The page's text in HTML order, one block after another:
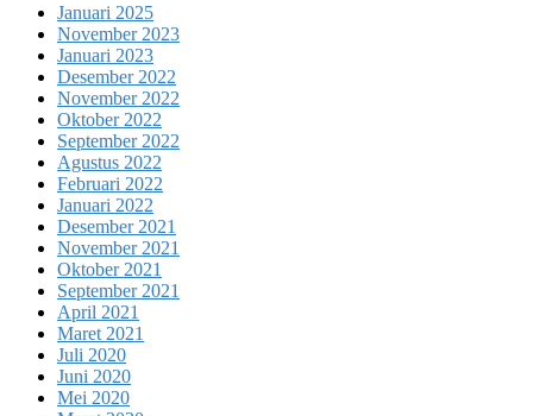
Januari 2025
November 2023
Januari 2023
Desember 2022
November 2022
Oktober 2022
September 2022
Agustus 2022
Februari 2022
Januari 2022
Desember 2021
November 2021
Oktober 2021
September 2021
April 2021
Maret 2021
Juli 2020
Juni 2020
Mei 2020